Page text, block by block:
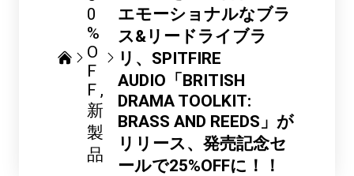
0
%
O
F
F
新
製
品
エモーショナルなブラ
ス&リードライブラ
リ、SPITFIRE
AUDIO「BRITISH
DRAMA TOOLKIT:
BRASS AND REEDS」が
リリース、発売記念セ
ールで25%OFFに！！